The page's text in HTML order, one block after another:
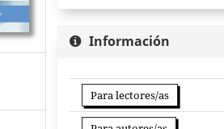
Información
Para lectores/as